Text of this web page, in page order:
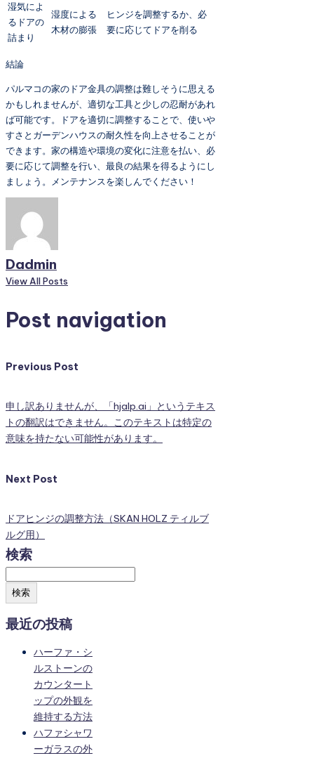
湿気によ
るドアの
詰まり
湿度による
木材の膨張
ヒンジを調整するか、必
要に応じてドアを削る
結論
パルマコの家のドア金具の調整は難しそうに思える
かもしれませんが、適切な工具と少しの忍耐があれ
ば可能です。ドアを適切に調整することで、使いや
すさとガーデンハウスの耐久性を向上させることが
できます。家の構造や環境の変化に注意を払い、必
要に応じて調整を行い、最良の結果を得るようにし
ましょう。メンテナンスを楽しんでください！
Dadmin
View All Posts
Post navigation
Previous Post
申し訳ありませんが、「hjalp.ai」というテキス
トの翻訳はできません。このテキストは特定の
意味を持たない可能性があります。
Next Post
ドアヒンジの調整方法（SKAN HOLZ ティルブ
ルグ用）
検索
検索
最近の投稿
ハーファ・シ
ルストーンの
カウンタート
ップの外観を
維持する方法
ハファシャワ
ーガラスの外